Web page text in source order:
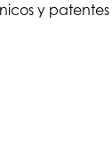
y patentes